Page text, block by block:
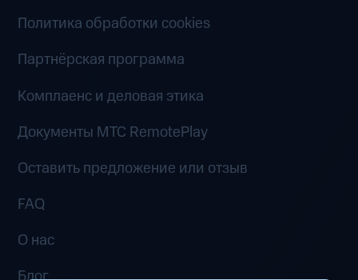
Политика обработки cookies
Партнёрская программа
Комплаенс и деловая этика
Документы MTC RemotePlay
Оставить предложение или отзыв
FAQ
О нас